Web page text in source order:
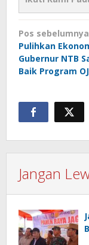
Navigasi
pos
Pos sebelumnya
Pulihkan
Gubernur NTB
Baik Program
Jangan